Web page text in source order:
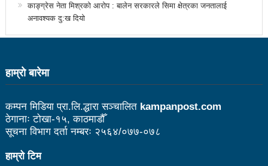
नियोगहरूको क्षमता अभिवृद्धि गर्नुपर्छ: प्रधानमन्त्री
के छ रास्वपाका महामन्त्री डा ढकालको बैठकमा पेस गर्न
निगमको गरिमाको रक्षा गर्ने संकल्प गर्नुपर्छ : उड्डयनमन्त्री
तामाङ
बेलकोटगढीको चौथो नगरअधिवेसनः नीति तथा कार्यक्रम
सर्वसम्मत पारित
काङ्ग्रेस नेता मिश्रको आरोप : बालेन सरकारले सिमा क्षेत्रका जनतालाई
अनावश्यक दु:ख दियो
हाम्राे बारेमा
कम्पन मिडिया प्रा.लि.द्धारा सञ्चालित kampanpost.com
ठेगानाः टोखा-१५, काठमाडौँ
सूचना विभाग दर्ता नम्बरः २५६४/०७७-०७८
हाम्रो टिम